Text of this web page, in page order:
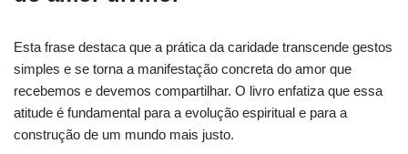
Esta frase destaca que a prática da caridade transcende gestos
simples e se torna a manifestação concreta do amor que
recebemos e devemos compartilhar. O livro enfatiza que essa
atitude é fundamental para a evolução espiritual e para a
construção de um mundo mais justo.